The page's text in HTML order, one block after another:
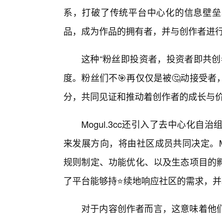
系，打破了传统平台中心化的信息壁
品，成为作品的拥有者，并与创作者进
这种“粉丝即投资者，投资者即共
度。粉丝们不🎯再仅仅是被🤔动接受
分，共同见证和推动着创作者的成长与
Mogul.3cc还引入了去中心化自治
来发展方向，将由社区成员共同决定
规则制定、功能优化、以及生态项目
了平台能够持⭐续地响应社区的需求，
对于内容创作者而言，这意味着